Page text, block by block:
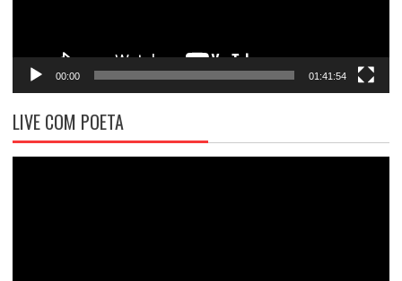
00:00 01:41:54
LIVE COM POETA